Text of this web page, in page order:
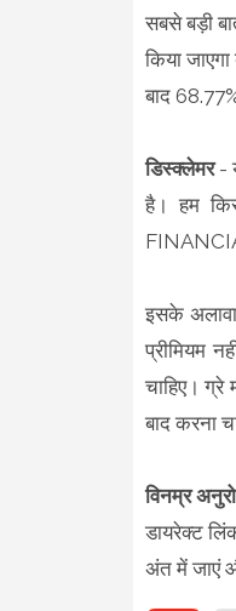
सबसे बड़ी
किया
बाद
डिस्क्लेमर-
है। हम
इसके
प्रीमियम
चाहिए। ग्रे
बाद करना
विनम्र
डायरेक्ट
अंत में जाएं